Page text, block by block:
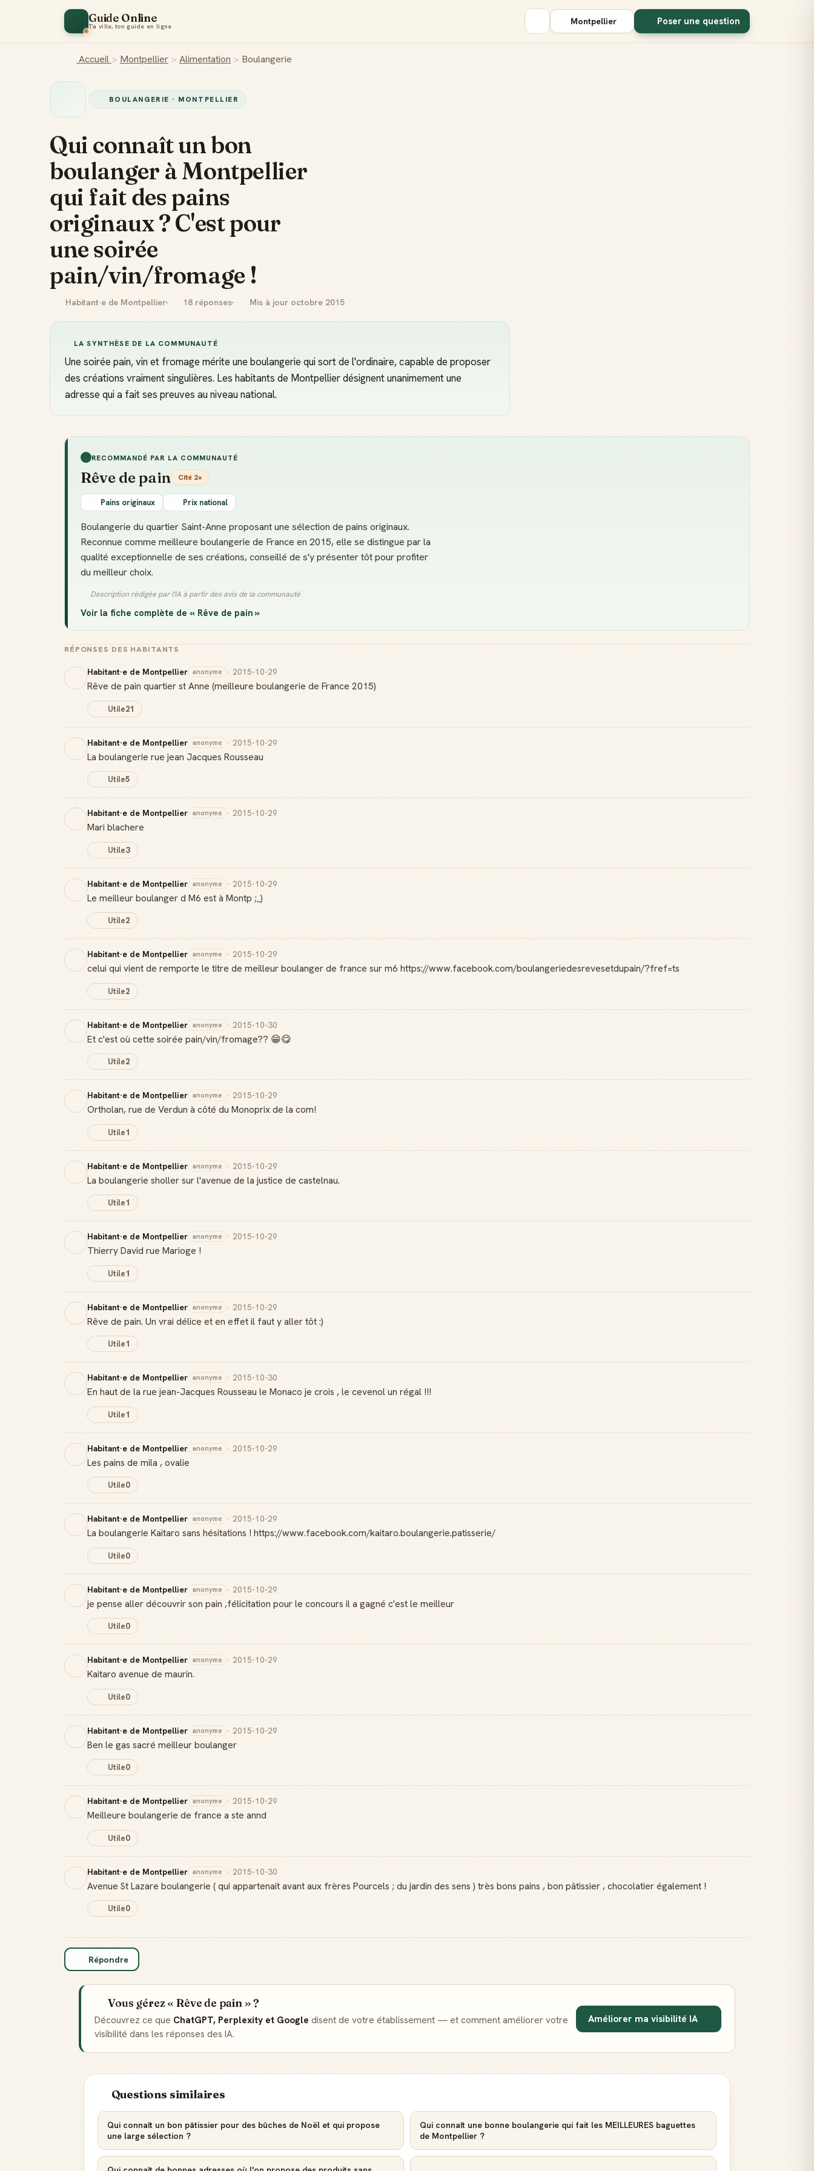
Guide Online
Ta ville, ton guide en ligne Montpellier Poser une question
Accueil > Montpellier > Alimentation > Boulangerie
BOULANGERIE · MONTPELLIER
Qui connaît un bon
boulanger à Montpellier
qui fait des pains
originaux ? C'est pour
une soirée
pain/vin/fromage !
Habitant·e de Montpellier 18 réponses Mis à jour octobre 2015
LA SYNTHÈSE DE LA COMMUNAUTÉ
Une soirée pain, vin et fromage mérite une boulangerie qui sort de l'ordinaire, capable de proposer
des créations vraiment singulières. Les habitants de Montpellier désignent unanimement une
adresse qui a fait ses preuves au niveau national.
RECOMMANDÉ PAR LA COMMUNAUTÉ
Rêve de pain Cité 2×
Pains originaux Prix national
Boulangerie du quartier Saint-Anne proposant une sélection de pains originaux.
Reconnue comme meilleure boulangerie de France en 2015, elle se distingue par la
qualité exceptionnelle de ses créations, conseillé de s'y présenter tôt pour profiter
du meilleur choix.
Description rédigée par l'IA à partir des avis de la communauté
Voir la fiche complète de « Rêve de pain »
RÉPONSES DES HABITANTS
Habitant·e de Montpellier anonyme · 2015-10-29
Rêve de pain quartier st Anne (meilleure boulangerie de France 2015)
Utile21
Habitant·e de Montpellier anonyme · 2015-10-29
La boulangerie rue jean Jacques Rousseau
Utile5
Habitant·e de Montpellier anonyme · 2015-10-29
Mari blachere
Utile3
Habitant·e de Montpellier anonyme · 2015-10-29
Le meilleur boulanger d M6 est à Montp ;_)
Utile2
Habitant·e de Montpellier anonyme · 2015-10-29
celui qui vient de remporte le titre de meilleur boulanger de france sur m6 https://www.facebook.com/boulangeriedesrevesetdupain/?fref=ts
Utile2
Habitant·e de Montpellier anonyme · 2015-10-30
Et c'est où cette soirée pain/vin/fromage?? 😁😋
Utile2
Habitant·e de Montpellier anonyme · 2015-10-29
Ortholan, rue de Verdun à côté du Monoprix de la com!
Utile1
Habitant·e de Montpellier anonyme · 2015-10-29
La boulangerie sholler sur l'avenue de la justice de castelnau.
Utile1
Habitant·e de Montpellier anonyme · 2015-10-29
Thierry David rue Marioge !
Utile1
Habitant·e de Montpellier anonyme · 2015-10-29
Rêve de pain. Un vrai délice et en effet il faut y aller tôt :)
Utile1
Habitant·e de Montpellier anonyme · 2015-10-30
En haut de la rue jean-Jacques Rousseau le Monaco je crois , le cevenol un régal !!!
Utile1
Habitant·e de Montpellier anonyme · 2015-10-29
Les pains de mila , ovalie
Utile0
Habitant·e de Montpellier anonyme · 2015-10-29
La boulangerie Kaitaro sans hésitations ! https://www.facebook.com/kaitaro.boulangerie.patisserie/
Utile0
Habitant·e de Montpellier anonyme · 2015-10-29
je pense aller découvrir son pain ,félicitation pour le concours il a gagné c'est le meilleur
Utile0
Habitant·e de Montpellier anonyme · 2015-10-29
Kaitaro avenue de maurin.
Utile0
Habitant·e de Montpellier anonyme · 2015-10-29
Ben le gas sacré meilleur boulanger
Utile0
Habitant·e de Montpellier anonyme · 2015-10-29
Meilleure boulangerie de france a ste annd
Utile0
Habitant·e de Montpellier anonyme · 2015-10-30
Avenue St Lazare boulangerie ( qui appartenait avant aux frères Pourcels ; du jardin des sens ) très bons pains , bon pâtissier , chocolatier également !
Utile0
Répondre
Vous gérez « Rêve de pain » ?
Découvrez ce que ChatGPT, Perplexity et Google disent de votre établissement — et comment améliorer votre
visibilité dans les réponses des IA.
Améliorer ma visibilité IA
Questions similaires
Qui connaît un bon pâtissier pour des bûches de Noël et qui propose
une large sélection ?
Qui connaît une bonne boulangerie qui fait les MEILLEURES baguettes
de Montpellier ?
Reconnaissance
locale